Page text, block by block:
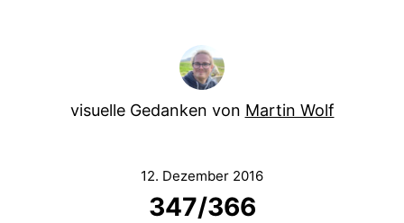
visuelle Gedanken von Martin Wolf
12. Dezember 2016
347/366